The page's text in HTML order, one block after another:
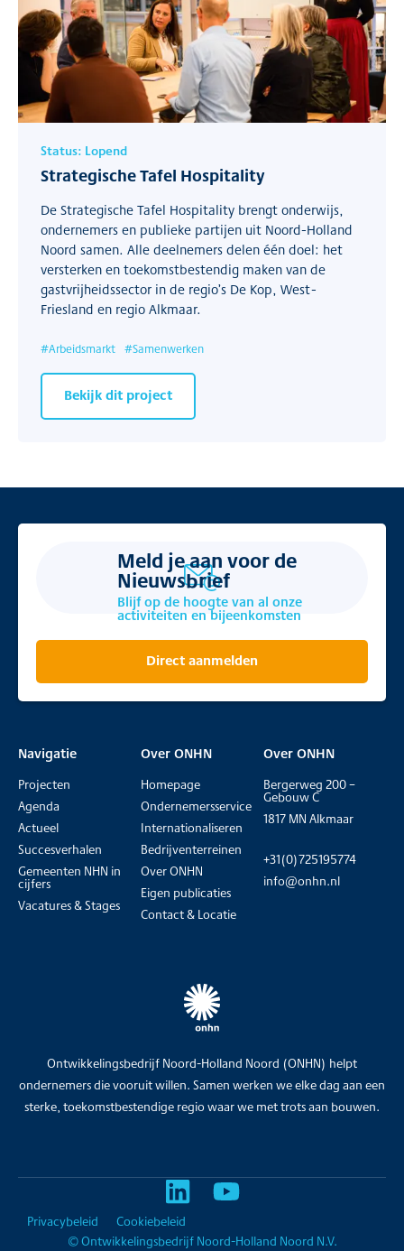
Status: Lopend
Strategische Tafel Hospitality
De Strategische Tafel Hospitality brengt onderwijs,
ondernemers en publieke partijen uit Noord-Holland
Noord samen. Alle deelnemers delen één doel: het
versterken en toekomstbestendig maken van de
gastvrijheidssector in de regio’s De Kop, West-
Friesland en regio Alkmaar.
#Arbeidsmarkt #Samenwerken
Bekijk dit project
Meld je aan voor de
Nieuwsbrief
Blijf op de hoogte van al onze
activiteiten en bijeenkomsten
Direct aanmelden
Ontwikkelingsbedrijf Noord-Holland Noord (ONHN) helpt
ondernemers die vooruit willen. Samen werken we elke dag aan een
sterke, toekomstbestendige regio waar we met trots aan bouwen.
Navigatie
Projecten
Agenda
Actueel
Succesverhalen
Gemeenten NHN in
cijfers
Vacatures & Stages
Over ONHN
Homepage
Ondernemersservice
Internationaliseren
Bedrijventerreinen
Over ONHN
Eigen publicaties
Contact & Locatie
Over ONHN
Bergerweg 200 –
Gebouw C
1817 MN Alkmaar
+31(0)725195774
info@onhn.nl
© Ontwikkelingsbedrijf Noord-Holland Noord N.V.
Privacybeleid Cookiebeleid